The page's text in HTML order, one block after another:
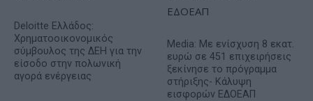
Deloitte Ελλάδος:
Χρηματοοικονομικός
σύμβουλος της ΔΕΗ για την
είσοδο στην πολωνική
αγορά ενέργειας
Media: Με ενίσχυση 8 εκατ.
ευρώ σε 451 επιχειρήσεις
ξεκίνησε το πρόγραμμα
στήριξης- Κάλυψη
εισφορών ΕΔΟΕΑΠ